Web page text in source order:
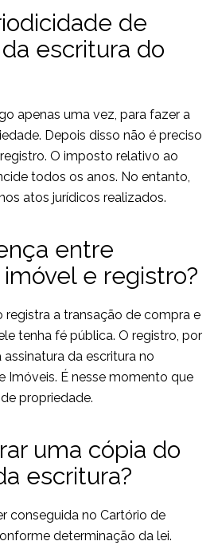
de
escritura do
apenas uma vez, para fazer a
Depois disso não é preciso
O imposto relativo ao
todos os anos. No entanto,
atos jurídicos realizados.
entre
e registro?
a transação de compra e
tenha fé pública. O registro, por
da escritura no
Imóveis. É nesse momento que
propriedade.
uma cópia do
escritura?
conseguida no Cartório de
determinação da lei.